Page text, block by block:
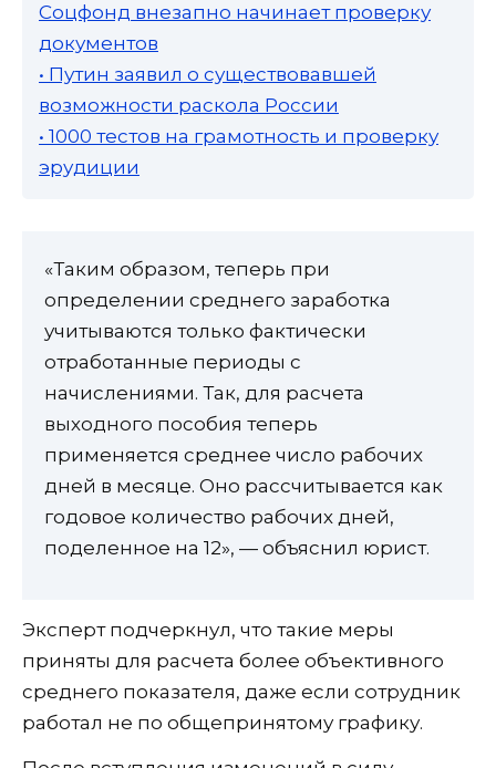
Соцфонд внезапно начинает проверку
документов
• Путин заявил о существовавшей
возможности раскола России
• 1000 тестов на грамотность и проверку
эрудиции
«Таким образом, теперь при
определении среднего заработка
учитываются только фактически
отработанные периоды с
начислениями. Так, для расчета
выходного пособия теперь
применяется среднее число рабочих
дней в месяце. Оно рассчитывается как
годовое количество рабочих дней,
поделенное на 12», — объяснил юрист.
Эксперт подчеркнул, что такие меры
приняты для расчета более объективного
среднего показателя, даже если сотрудник
работал не по общепринятому графику.